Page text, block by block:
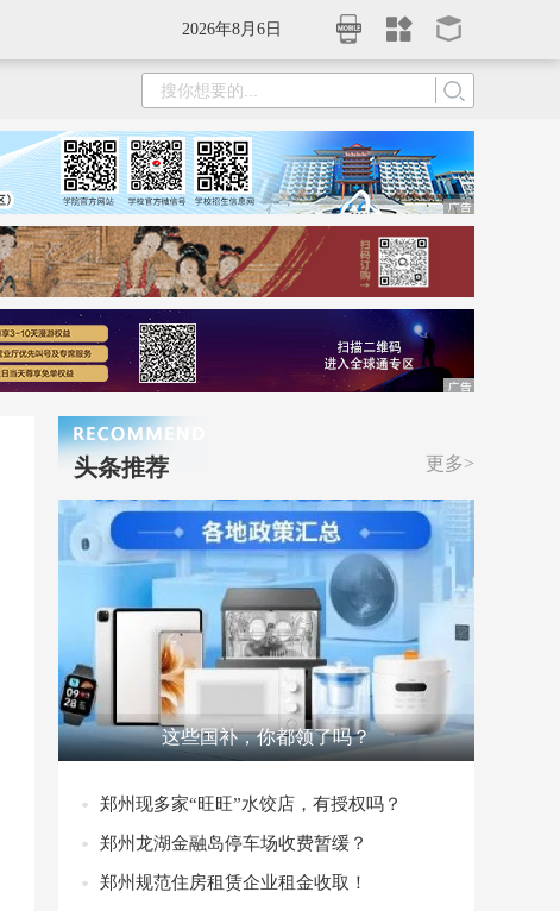
2026年8月6日
更多>
头条推荐
这些国补，你都领了吗？
郑州现多家“旺旺”水饺店，有授权吗？
郑州龙湖金融岛停车场收费暂缓？
郑州规范住房租赁企业租金收取！